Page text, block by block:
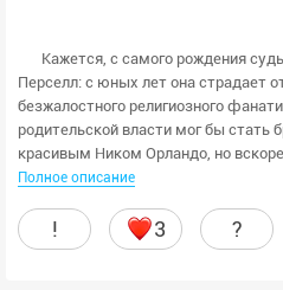
Кажется, с самого рождения
Перселл: с юных лет она страдает
безжалостного религиозного
родительской власти мог бы стать
красивым Ником Орландо, но вскоре
Полное описание
! 3 ?